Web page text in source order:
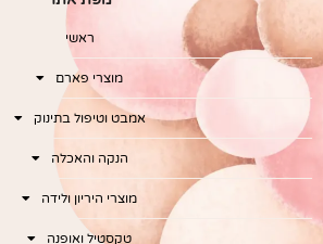
ראשי
מוצרי פארם
אמבט וטיפול בתינוק
הנקה והאכלה
מוצרי היריון ולידה
טקסטיל ואופנה